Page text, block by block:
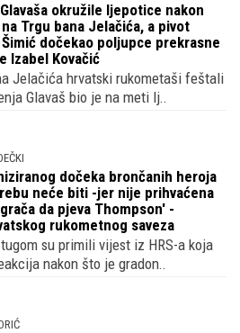
okružile ljepotice nakon
Trgu bana Jelačića, a pivot
dočekao poljupce prekrasne
Izabel Kovačić
Jelačića hrvatski rukometaši feštali
Glavaš bio je na meti lj..
dočeka brončanih heroja
neće biti -jer nije prihvaćena
da pjeva Thompson' -
rukometnog saveza
su primili vijest iz HRS-a koja
nakon što je gradon..